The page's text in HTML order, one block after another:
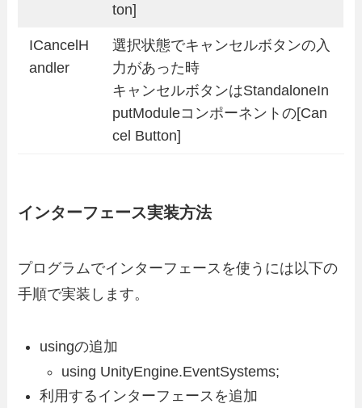
ton]
ICancelH
andler
選択状態でキャンセルボタンの入
力があった時
キャンセルボタンはStandaloneIn
putModuleコンポーネントの[Can
cel Button]
インターフェース実装方法
プログラムでインターフェースを使うには以下の
手順で実装します。
usingの追加
using UnityEngine.EventSystems;
利用するインターフェースを追加